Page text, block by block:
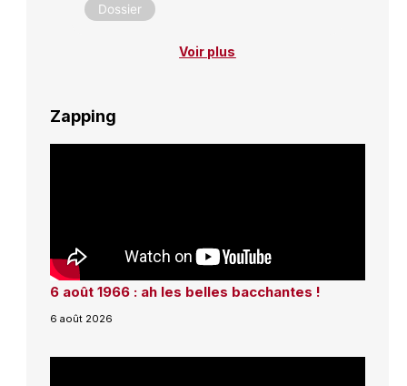
Dossier
Voir plus
Zapping
6 août 1966 : ah les belles bacchantes !
6 août 2026